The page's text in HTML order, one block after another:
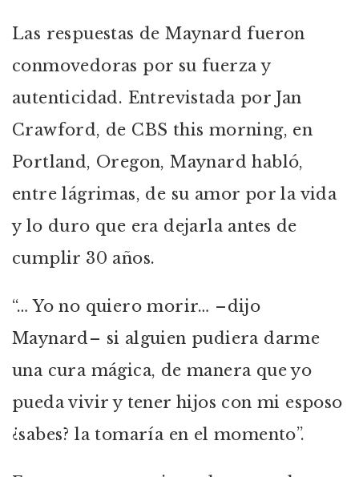
Las respuestas de Maynard fueron
conmovedoras por su fuerza y
autenticidad. Entrevistada por Jan
Crawford, de CBS this morning, en
Portland, Oregon, Maynard habló,
entre lágrimas, de su amor por la vida
y lo duro que era dejarla antes de
cumplir 30 años.
“… Yo no quiero morir… –dijo
Maynard– si alguien pudiera darme
una cura mágica, de manera que yo
pueda vivir y tener hijos con mi esposo
¿sabes? la tomaría en el momento”.